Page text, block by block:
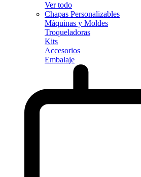
Ver todo
Chapas Personalizables
Máquinas y Moldes
Troqueladoras
Kits
Accesorios
Embalaje